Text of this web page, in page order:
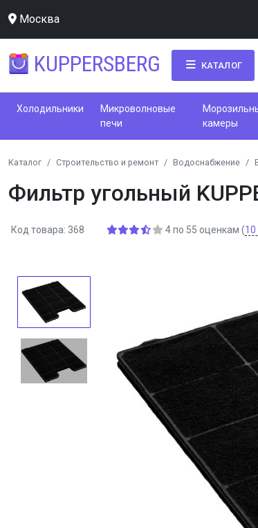
Москва
KUPPERSBERG КАТАЛОГ
Холодильники
Микроволновые
печи
камеры
Каталог Строительство и ремонт Водоснабжение
Фильтр угольный
Код товара: 368 4по 55 оценкам (10